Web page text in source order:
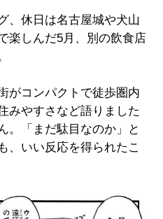
、休日は名古屋城や犬山
楽しんだ5月、別の飲食店
がコンパクトで徒歩圏内
みやすさなど語りました
。「まだ駄目なのか」と
、いい反応を得られたこ